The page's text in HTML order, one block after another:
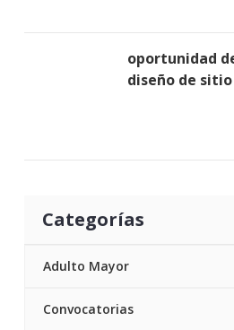
oportunidad
diseño de
Categorías
Adulto Mayor
Convocatorias